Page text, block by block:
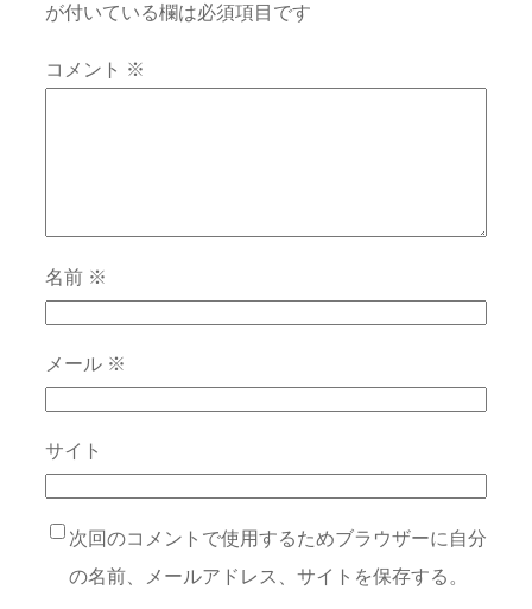
が付いている欄は必須項目です
コメント ※
名前 ※
メール ※
サイト
次回のコメントで使用するためブラウザーに自分
の名前、メールアドレス、サイトを保存する。